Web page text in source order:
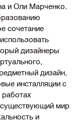
и Оли Марченко.
сочетание
дизайнеры
дизайн,
инсталляции с
мир
и